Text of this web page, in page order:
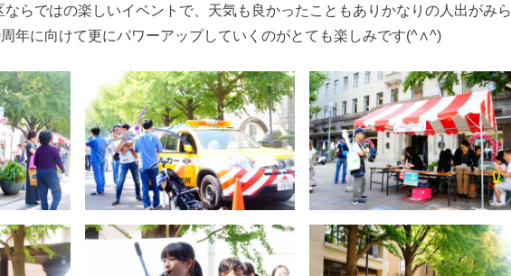
らではの楽しいイベントで、天気も良かったこともありかなりの人出がみら
年に向けて更にパワーアップしていくのがとても楽しみです(^∧^)